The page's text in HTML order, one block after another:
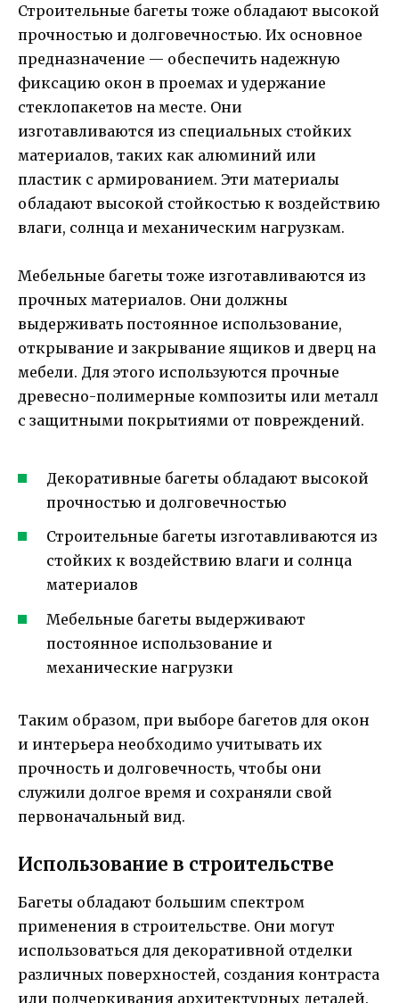
Строительные багеты тоже обладают высокой
прочностью и долговечностью. Их основное
предназначение — обеспечить надежную
фиксацию окон в проемах и удержание
стеклопакетов на месте. Они
изготавливаются из специальных стойких
материалов, таких как алюминий или
пластик с армированием. Эти материалы
обладают высокой стойкостью к воздействию
влаги, солнца и механическим нагрузкам.
Мебельные багеты тоже изготавливаются из
прочных материалов. Они должны
выдерживать постоянное использование,
открывание и закрывание ящиков и дверц на
мебели. Для этого используются прочные
древесно-полимерные композиты или металл
с защитными покрытиями от повреждений.
Декоративные багеты обладают высокой
прочностью и долговечностью
Строительные багеты изготавливаются из
стойких к воздействию влаги и солнца
материалов
Мебельные багеты выдерживают
постоянное использование и
механические нагрузки
Таким образом, при выборе багетов для окон
и интерьера необходимо учитывать их
прочность и долговечность, чтобы они
служили долгое время и сохраняли свой
первоначальный вид.
Использование в строительстве
Багеты обладают большим спектром
применения в строительстве. Они могут
использоваться для декоративной отделки
различных поверхностей, создания контраста
или подчеркивания архитектурных деталей.